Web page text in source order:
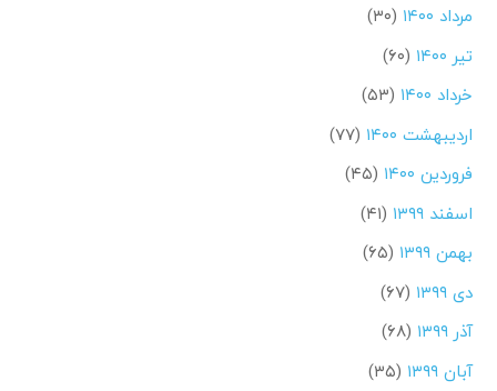
مرداد ۱۴۰۰
(۳۰)
تیر ۱۴۰۰
(۶۰)
خرداد ۱۴۰۰
(۵۳)
اردیبهشت ۱۴۰۰
(۷۷)
فروردین ۱۴۰۰
(۴۵)
اسفند ۱۳۹۹
(۴۱)
بهمن ۱۳۹۹
(۶۵)
دی ۱۳۹۹
(۶۷)
آذر ۱۳۹۹
(۶۸)
آبان ۱۳۹۹
(۳۵)